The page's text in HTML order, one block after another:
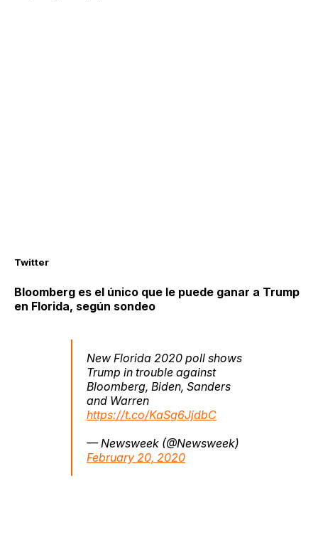
Twitter
Bloomberg es el único que le puede ganar a Trump
en Florida, según sondeo
New Florida 2020 poll shows
Trump in trouble against
Bloomberg, Biden, Sanders
and Warren
https://t.co/KaSg6JjdbC
— Newsweek (@Newsweek)
February 20, 2020